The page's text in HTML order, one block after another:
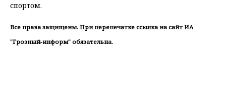
спортом.
Все права защищены. При перепечатке ссылка на сайт ИА
"Грозный-информ" обязательна.